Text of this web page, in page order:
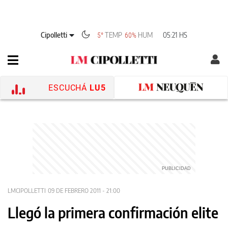
Cipolletti 5°TEMP 60% HUM 05:21 HS
ESCUCHÁ LU5
LMCIPOLLETTI 09 DE FEBRERO 2011 - 21:00
Llegó la primera confirmación elite